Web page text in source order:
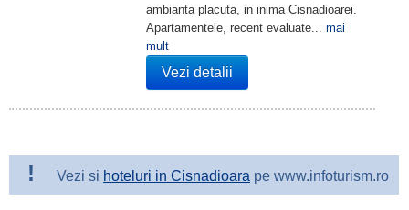
ambianta placuta, in inima Cisnadioarei.
Apartamentele, recent evaluate... mai
mult
Vezi detalii
! Vezi si hoteluri in Cisnadioara pe www.infoturism.ro